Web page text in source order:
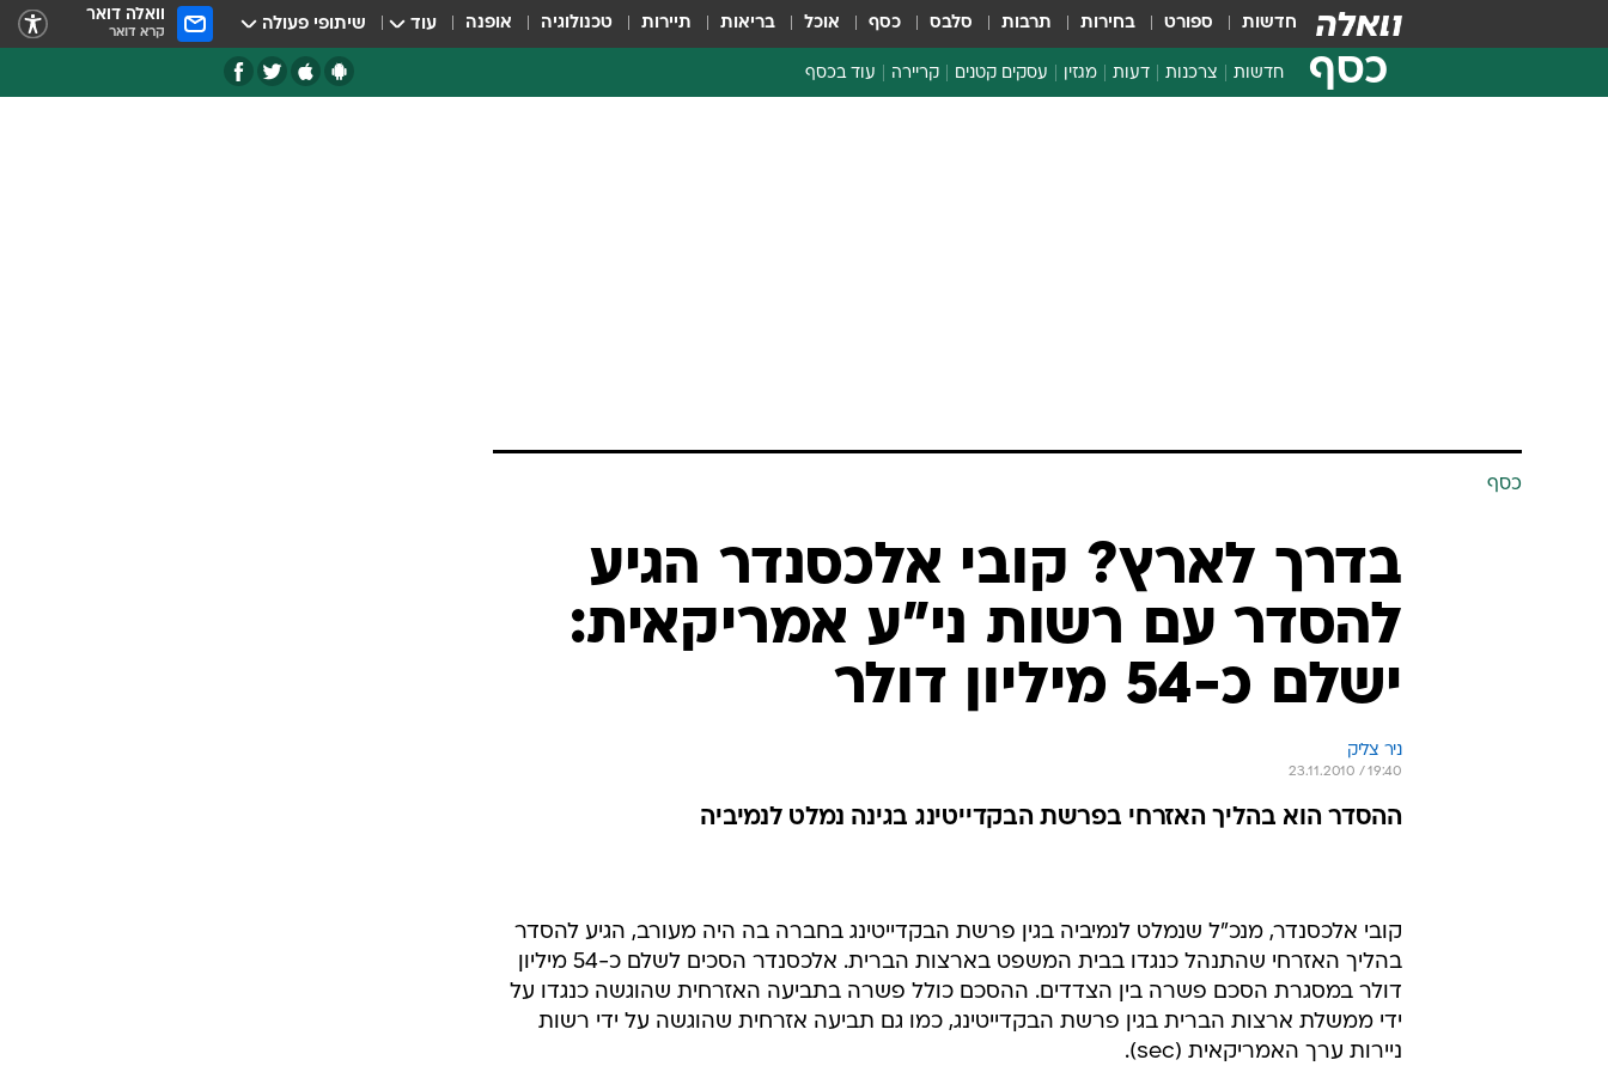
חדשות ספורט בחירות תרבות סלבס כסף אוכל בריאות תיירות טכנולוגיה אופנה עוד שיתופי פעולה וואלה דואר
קרא דואר
כסף חדשות צרכנות דעות מגזין עסקים קטנים קריירה עוד בכסף
כסף
בדרך לארץ? קובי אלכסנדר הגיע
להסדר עם רשות ני"ע אמריקאית:
ישלם כ-54 מיליון דולר
ניר צליק
23.11.2010 / 19:40
ההסדר הוא בהליך האזרחי בפרשת הבקדייטינג בגינה נמלט לנמיביה
קובי אלכסנדר, מנכ"ל שנמלט לנמיביה בגין פרשת הבקדייטינג בחברה בה היה מעורב, הגיע להסדר
בהליך האזרחי שהתנהל כנגדו בבית המשפט בארצות הברית. אלכסנדר הסכים לשלם כ-54 מיליון
דולר במסגרת הסכם פשרה בין הצדדים. ההסכם כולל פשרה בתביעה האזרחית שהוגשה כנגדו על
ידי ממשלת ארצות הברית בגין פרשת הבקדייטינג, כמו גם תביעה אזרחית שהוגשה על ידי רשות
ניירות ערך האמריקאית (sec).